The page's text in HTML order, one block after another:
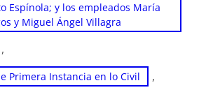
Espínola; y los empleados María
y Miguel Ángel Villagra
,
Primera Instancia en lo Civil ,